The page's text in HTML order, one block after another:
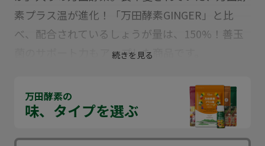
素プラス温が進化！「万田酵素GINGER」と比
べ、配合されているしょうが量は、150%！善玉
菌のサポート力もアップした商品です。
続きを見る
万田酵素の
味、タイプを選ぶ